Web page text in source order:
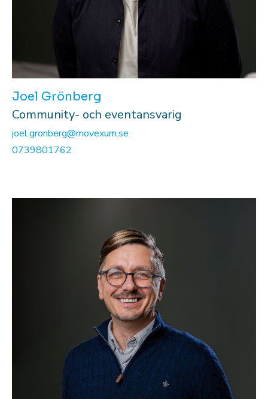
Joel Grönberg
Community- och eventansvarig
joel.gronberg@movexum.se
0739801762